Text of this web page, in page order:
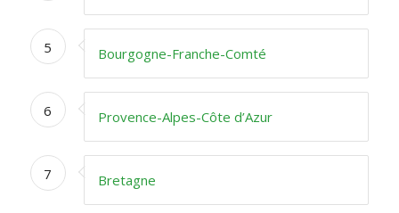
5 Bourgogne-Franche-Comté
6 Provence-Alpes-Côte d’Azur
7 Bretagne